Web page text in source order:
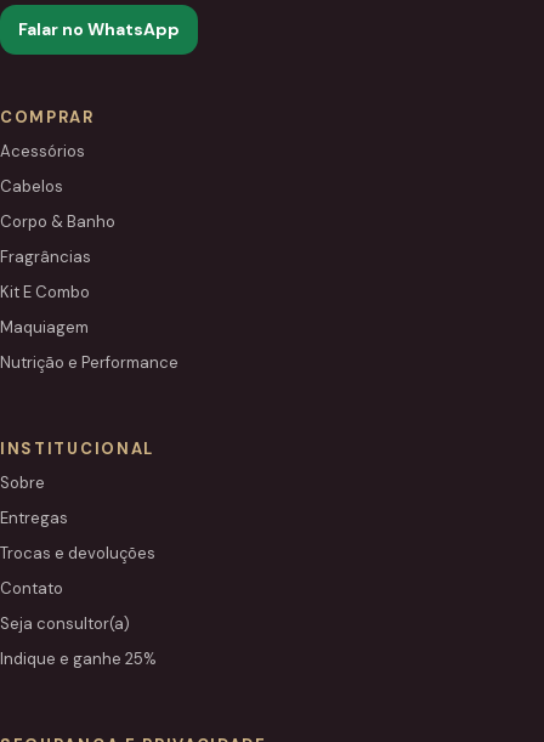
Falar no WhatsApp
COMPRAR
Acessórios
Cabelos
Corpo & Banho
Fragrâncias
Kit E Combo
Maquiagem
Nutrição e Performance
INSTITUCIONAL
Sobre
Entregas
Trocas e devoluções
Contato
Seja consultor(a)
Indique e ganhe 25%